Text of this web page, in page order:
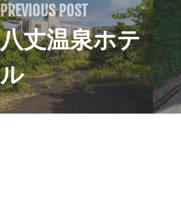
PREVIOUS POST
八丈温泉ホテ
ル